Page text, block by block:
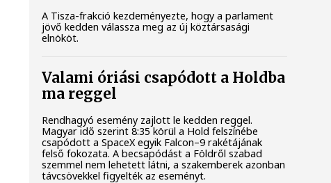
A Tisza-frakció kezdeményezte, hogy a parlament
jövő kedden válassza meg az új köztársasági
elnököt.
Valami óriási csapódott a Holdba
ma reggel
Rendhagyó esemény zajlott le kedden reggel.
Magyar idő szerint 8:35 körül a Hold felszínébe
csapódott a SpaceX egyik Falcon–9 rakétájának
felső fokozata. A becsapódást a Földről szabad
szemmel nem lehetett látni, a szakemberek azonban
távcsövekkel figyelték az eseményt.